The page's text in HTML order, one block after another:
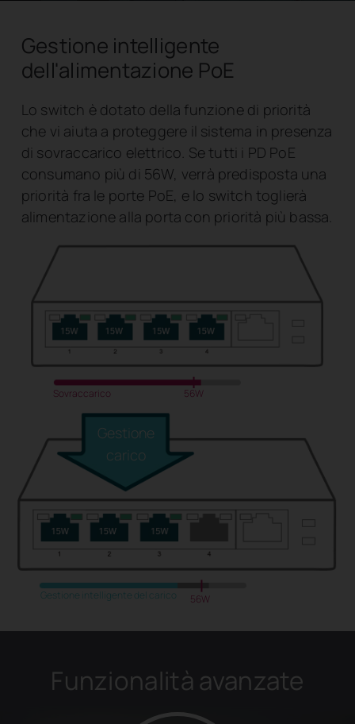
Gestione intelligente
dell'alimentazione PoE
Lo switch è dotato della funzione di priorità
che vi aiuta a proteggere il sistema in presenza
di sovraccarico elettrico. Se tutti i PD PoE
consumano più di 56W, verrà predisposta una
priorità fra le porte PoE, e lo switch toglierà
alimentazione alla porta con priorità più bassa.
Sovraccarico 56W
Gestione
carico
Gestione intelligente del carico 56W
Funzionalità avanzate